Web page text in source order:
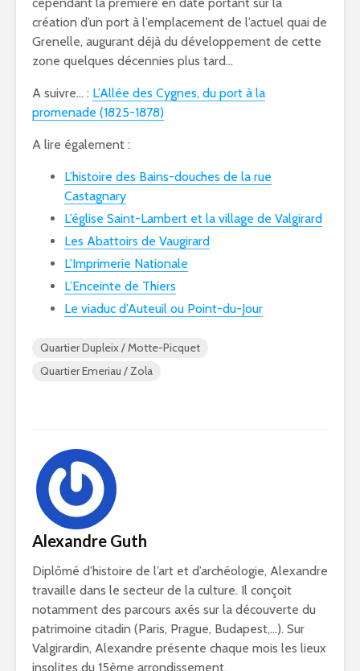
création d’un port à l’emplacement de l’actuel quai de
Grenelle, augurant déjà du développement de cette
zone quelques décennies plus tard…
A suivre… : L’Allée des Cygnes, du port à la
promenade (1825-1878)
A lire également :
L’histoire des Bains-douches de la rue
Castagnary
L’église Saint-Lambert et la village de Valgirard
Les Abattoirs de Vaugirard
L’Imprimerie Nationale
L’Enceinte de Thiers
Le viaduc d’Auteuil ou Point-du-Jour
Quartier Dupleix / Motte-Picquet
Quartier Emeriau / Zola
Alexandre Guth
Diplômé d’histoire de l’art et d’archéologie, Alexandre
travaille dans le secteur de la culture. Il conçoit
notamment des parcours axés sur la découverte du
patrimoine citadin (Paris, Prague, Budapest,…). Sur
Valgirardin, Alexandre présente chaque mois les lieux
insolites du 15ème arrondissement.